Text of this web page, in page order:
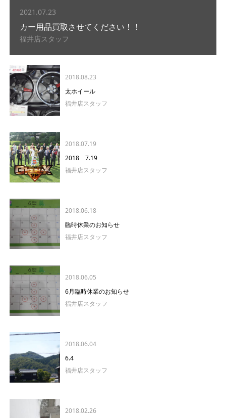
2021.07.23
カー用品買取させてください！！
福井店スタッフ
2018.08.23
太ホイール
福井店スタッフ
2018.07.19
2018 7.19
福井店スタッフ
2018.06.18
臨時休業のお知らせ
福井店スタッフ
2018.06.05
6月臨時休業のお知らせ
福井店スタッフ
2018.06.04
6.4
福井店スタッフ
2018.02.26